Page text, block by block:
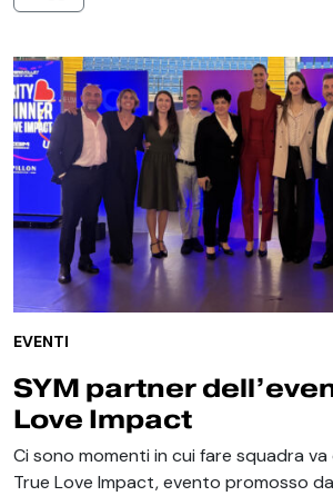
EVENTI
SYM partner
Love Impact
Ci sono momenti in cui fare squadra
True Love Impact, evento promosso